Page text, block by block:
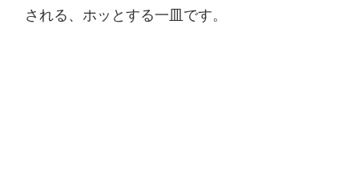
される、ホッとする一皿です。